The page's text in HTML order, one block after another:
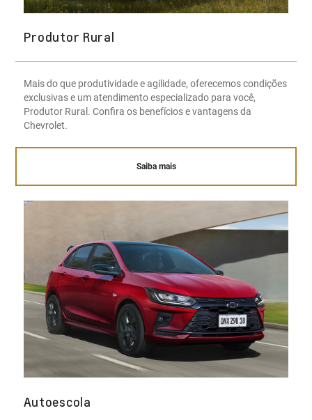
Produtor Rural
Mais do que produtividade e agilidade, oferecemos condições
exclusivas e um atendimento especializado para você,
Produtor Rural. Confira os benefícios e vantagens da
Chevrolet.
Saiba mais
Autoescola